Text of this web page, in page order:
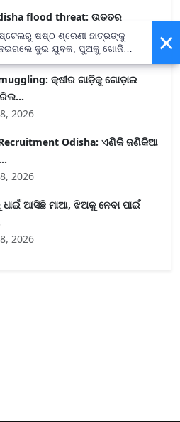
flood threat: ଉତ୍ତର
ସମ...
2026
କ୍ଷୀର ଗାଡ଼ିକୁ ଗୋଡ଼ାଇ
2026
Odisha: ଏଣିକି ଜଣିକିଆ
2026
ଆସିଛି ମାଆ, ଝିଅକୁ ନେବା ପାଇଁ
2026
×
ଷଷ୍ଠ ଶ୍ରେଣୀ ଛାତ୍ରଙ୍କୁ
ଦୁଇ ଯୁବକ, ପୁଅକୁ ଖୋଜି
ମାଆଙ୍କ ନିବେଦନ